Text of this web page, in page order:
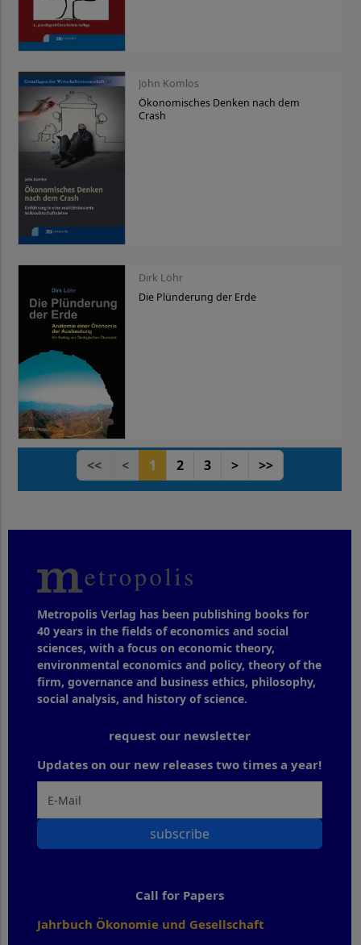
John Komlos
Ökonomisches Denken nach dem
Crash
Dirk Löhr
Die Plünderung der Erde
<< < 1 2 3 > >>
Metropolis Verlag has been publishing books for
40 years in the fields of economics and social
sciences, with a focus on economic theory,
environmental economics and policy, theory of the
firm, governance and business ethics, philosophy,
social analysis, and history of science.
request our newsletter
Updates on our new releases two times a year!
subscribe
Call for Papers
Jahrbuch Ökonomie und Gesellschaft